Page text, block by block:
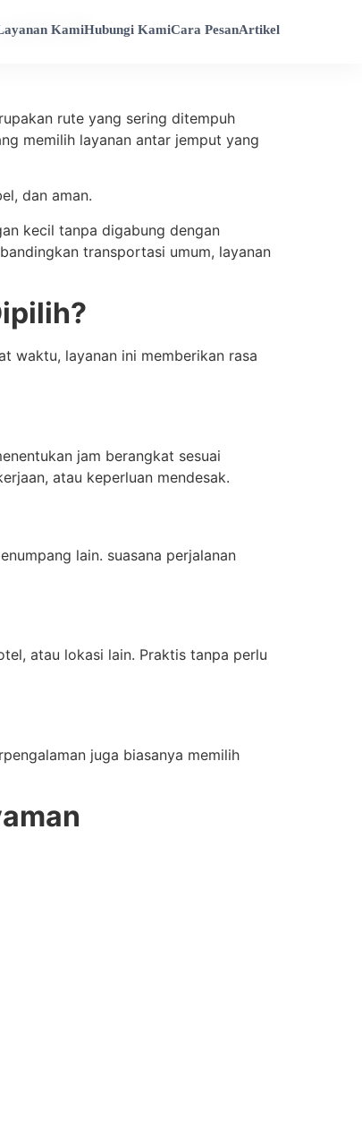
KamiHubungi KamiCara PesanArtikel
rute yang sering ditempuh
memilih layanan antar jemput yang
dan aman.
kecil tanpa digabung dengan
transportasi umum, layanan
waktu, layanan ini memberikan rasa
jam berangkat sesuai
atau keperluan mendesak.
lain. suasana perjalanan
atau lokasi lain. Praktis tanpa perlu
juga biasanya memilih